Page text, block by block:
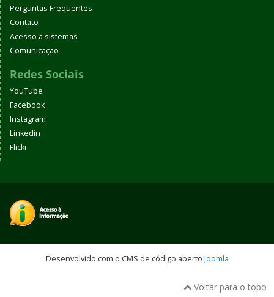
Perguntas Frequentes
Contato
Acesso a sistemas
Comunicação
Redes Sociais
YouTube
Facebook
Instagram
Linkedin
Flickr
Desenvolvido com o CMS de código aberto Joomla
Voltar para o topo